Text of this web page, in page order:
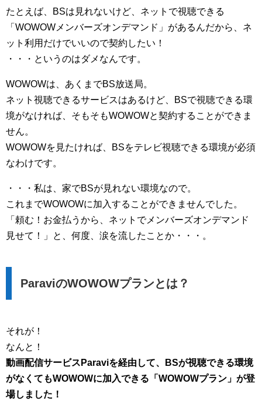
たとえば、BSは見れないけど、ネットで視聴できる
「WOWOWメンバーズオンデマンド」があるんだから、ネ
ット利用だけでいいので契約したい！
・・・というのはダメなんです。
WOWOWは、あくまでBS放送局。
ネット視聴できるサービスはあるけど、BSで視聴できる環
境がなければ、そもそもWOWOWと契約することができま
せん。
WOWOWを見たければ、BSをテレビ視聴できる環境が必須
なわけです。
・・・私は、家でBSが見れない環境なので。
これまでWOWOWに加入することができませんでした。
「頼む！お金払うから、ネットでメンバーズオンデマンド
見せて！」と、何度、涙を流したことか・・・。
ParaviのWOWOWプランとは？
それが！
なんと！
動画配信サービスParaviを経由して、BSが視聴できる環境
がなくてもWOWOWに加入できる「WOWOWプラン」が登
場しました！